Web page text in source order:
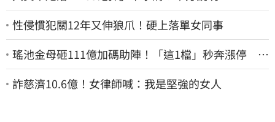
性侵慣犯關12年又伸狼爪！硬上落單女同事
瑤池金母砸111億加碼助陣！「這1檔」秒奔漲停 帶
領散熱雙雄點火
詐慈濟10.6億！女律師喊：我是堅強的女人